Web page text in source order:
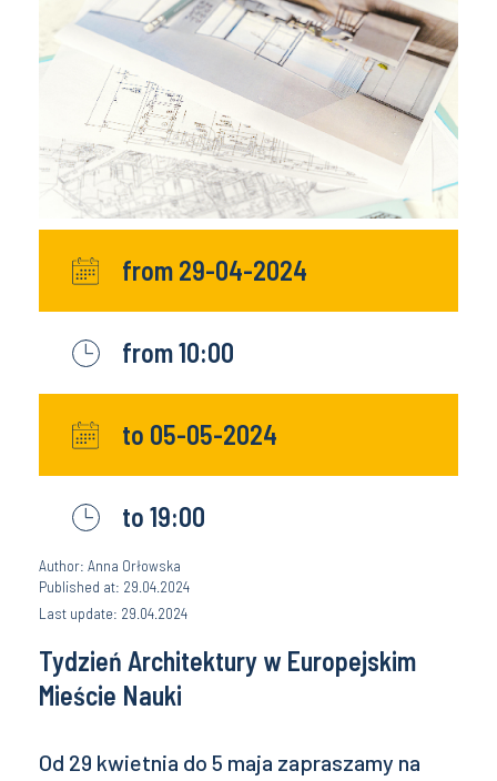
from 29-04-2024
from 10:00
to 05-05-2024
to 19:00
Author: Anna Orłowska
Published at: 29.04.2024
Last update: 29.04.2024
Tydzień Architektury w Europejskim
Mieście Nauki
Od 29 kwietnia do 5 maja zapraszamy na